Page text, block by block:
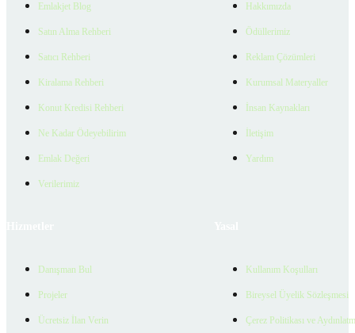
Emlakjet Blog
Satın Alma Rehberi
Satıcı Rehberi
Kiralama Rehberi
Konut Kredisi Rehberi
Ne Kadar Ödeyebilirim
Emlak Değeri
Verilerimiz
Hakkımızda
Ödüllerimiz
Reklam Çözümleri
Kurumsal Materyaller
İnsan Kaynakları
İletişim
Yardım
Danışman Bul
Projeler
Ücretsiz İlan Verin
Kullanım Koşulları
Bireysel Üyelik Sözleşmesi
Çerez Politikası ve